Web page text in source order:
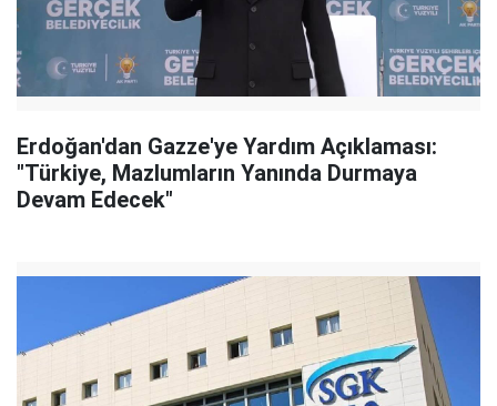
Erdoğan'dan Gazze'ye Yardım Açıklaması:
"Türkiye, Mazlumların Yanında Durmaya
Devam Edecek"